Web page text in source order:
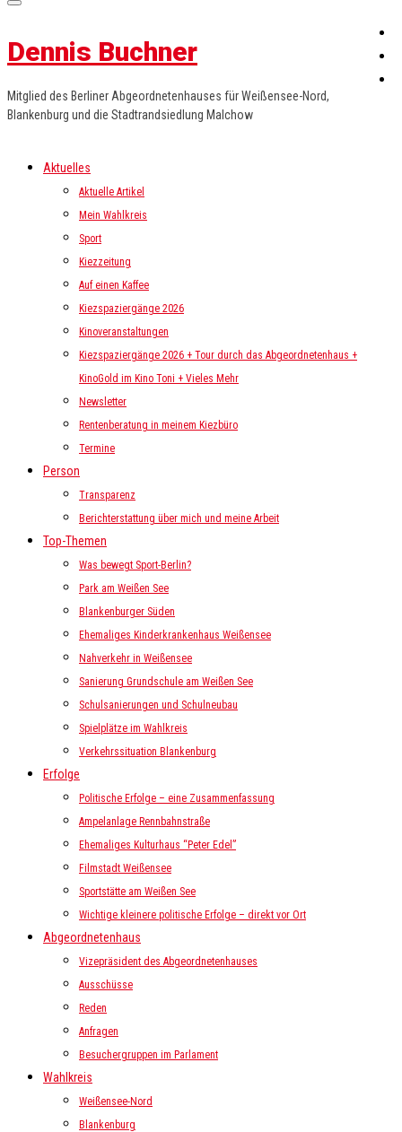
Dennis Buchner
Mitglied des Berliner Abgeordnetenhauses für Weißensee-Nord,
Blankenburg und die Stadtrandsiedlung Malchow
Aktuelles
Aktuelle Artikel
Mein Wahlkreis
Sport
Kiezzeitung
Auf einen Kaffee
Kiezspaziergänge 2026
Kinoveranstaltungen
Kiezspaziergänge 2026 + Tour durch das Abgeordnetenhaus +
KinoGold im Kino Toni + Vieles Mehr
Newsletter
Rentenberatung in meinem Kiezbüro
Termine
Person
Transparenz
Berichterstattung über mich und meine Arbeit
Top-Themen
Was bewegt Sport-Berlin?
Park am Weißen See
Blankenburger Süden
Ehemaliges Kinderkrankenhaus Weißensee
Nahverkehr in Weißensee
Sanierung Grundschule am Weißen See
Schulsanierungen und Schulneubau
Spielplätze im Wahlkreis
Verkehrssituation Blankenburg
Erfolge
Politische Erfolge – eine Zusammenfassung
Ampelanlage Rennbahnstraße
Ehemaliges Kulturhaus “Peter Edel”
Filmstadt Weißensee
Sportstätte am Weißen See
Wichtige kleinere politische Erfolge – direkt vor Ort
Abgeordnetenhaus
Vizepräsident des Abgeordnetenhauses
Ausschüsse
Reden
Anfragen
Besuchergruppen im Parlament
Wahlkreis
Weißensee-Nord
Blankenburg